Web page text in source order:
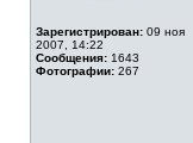
Зарегистрирован: 09 ноя
2007, 14:22
Сообщения: 1643
Фотографии: 267